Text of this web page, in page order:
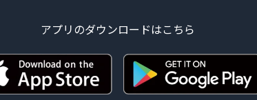
アプリのダウンロードはこちら